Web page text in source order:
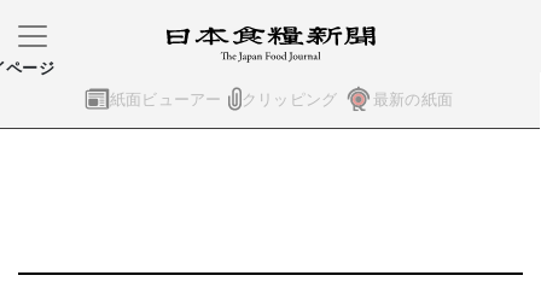
紙面ビューアー クリッピング 最新の紙面
ページ